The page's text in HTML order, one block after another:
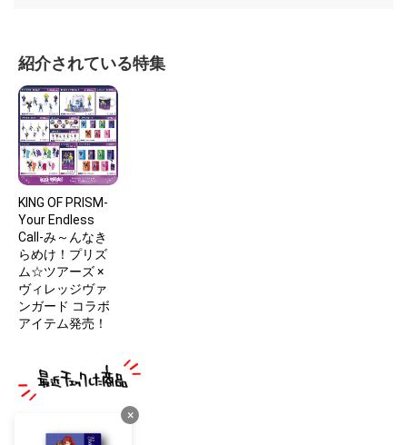
紹介されている特集
KING OF PRISM-
Your Endless
Call-み～んなき
らめけ！プリズ
ム☆ツアーズ ×
ヴィレッジヴァ
ンガード コラボ
アイテム発売！
×